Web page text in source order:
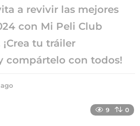
a revivir las mejores
con Mi Peli Club
tu tráiler
compártelo con todos!
9 0